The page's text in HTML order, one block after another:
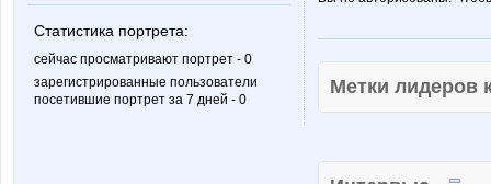
Статистика портрета:
сейчас просматривают портрет - 0
зарегистрированные пользователи
посетившие портрет за 7 дней - 0
Метки